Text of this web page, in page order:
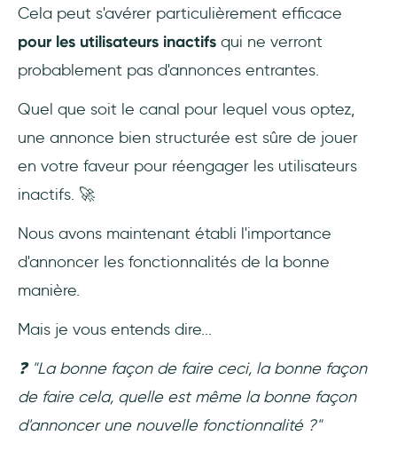
Cela peut s'avérer particulièrement efficace
pour les utilisateurs inactifs qui ne verront
probablement pas d'annonces entrantes.
Quel que soit le canal pour lequel vous optez,
une annonce bien structurée est sûre de jouer
en votre faveur pour réengager les utilisateurs
inactifs. 🚀
Nous avons maintenant établi l'importance
d'annoncer les fonctionnalités de la bonne
manière.
Mais je vous entends dire...
❓ "La bonne façon de faire ceci, la bonne façon
de faire cela, quelle est même la bonne façon
d'annoncer une nouvelle fonctionnalité ?"